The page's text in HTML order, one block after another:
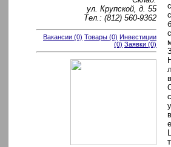
ул. Крупской, д. 55
Tел.: (812) 560-9362
Вакансии (0) Товары (0) Инвестиции
(0) Заявки (0)